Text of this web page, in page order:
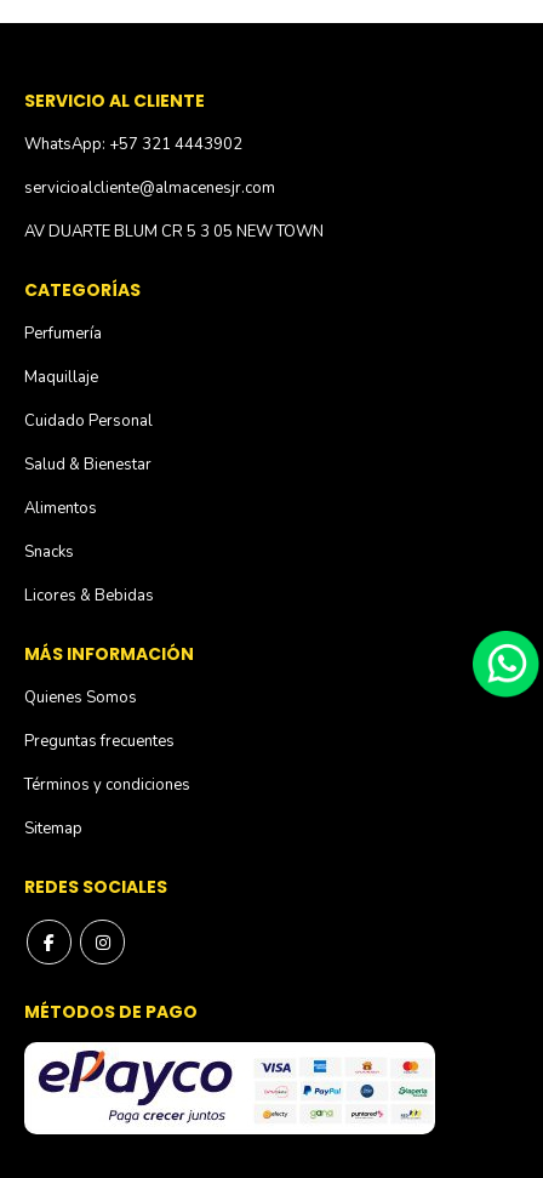
SERVICIO AL CLIENTE
WhatsApp: +57 321 4443902
servicioalcliente@almacenesjr.com
AV DUARTE BLUM CR 5 3 05 NEW TOWN
CATEGORÍAS
Perfumería
Maquillaje
Cuidado Personal
Salud & Bienestar
Alimentos
Snacks
Licores & Bebidas
MÁS INFORMACIÓN
Quienes Somos
Preguntas frecuentes
Términos y condiciones
Sitemap
REDES SOCIALES
MÉTODOS DE PAGO